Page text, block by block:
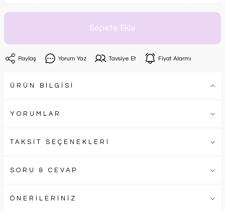
Sepete Ekle
Paylaş Yorum Yaz Tavsiye Et Fiyat Alarmı
ÜRÜN BİLGİSİ
YORUMLAR
TAKSİT SEÇENEKLERİ
SORU & CEVAP
ÖNERİLERİNİZ